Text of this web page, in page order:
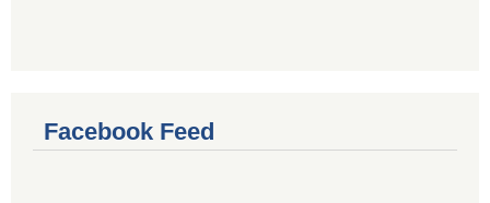
Facebook Feed